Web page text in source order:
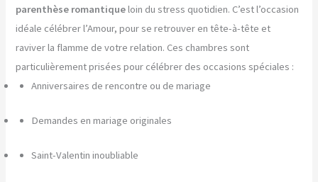
parenthèse romantiqueloin du stress quotidien. C’est l’occasion
idéale célébrer l’Amour, pour se retrouver en tête-à-tête et
raviver la flamme de votre relation. Ces chambres sont
particulièrement prisées pour célébrer des occasions spéciales :
Anniversaires de rencontre ou de mariage
Demandes en mariage originales
Saint-Valentin inoubliable